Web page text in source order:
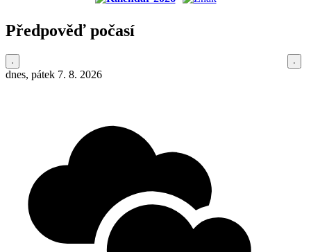
Předpověď počasí
dnes, pátek 7. 8. 2026